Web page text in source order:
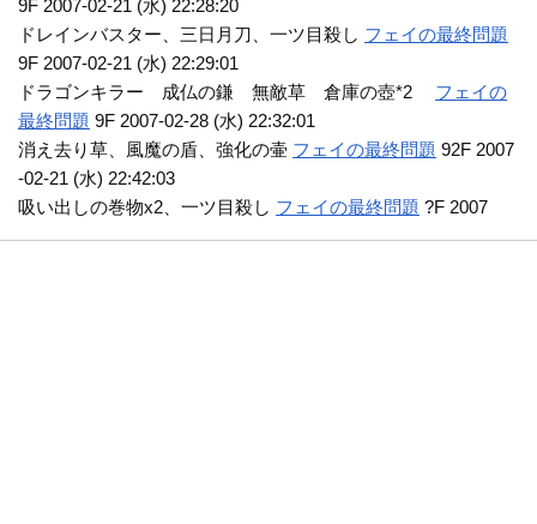
9F 2007-02-21 (水) 22:28:20
ドレインバスター、三日月刀、一ツ目殺し フェイの最終問題
9F 2007-02-21 (水) 22:29:01
ドラゴンキラー 成仏の鎌 無敵草 倉庫の壺*2 フェイの
最終問題 9F 2007-02-28 (水) 22:32:01
消え去り草、風魔の盾、強化の壷 フェイの最終問題 92F 2007
-02-21 (水) 22:42:03
吸い出しの巻物x2、一ツ目殺し フェイの最終問題 ?F 2007